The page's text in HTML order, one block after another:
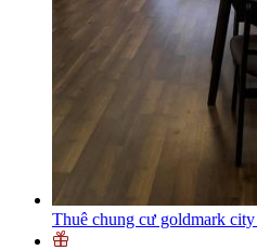
Thuê chung cư goldmark